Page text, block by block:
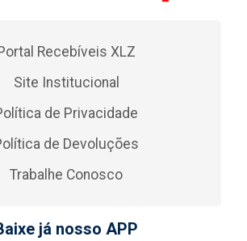
Recebíveis XLZ
Site Institucional
de Privacidade
de Devoluções
Trabalhe Conosco
já nosso APP